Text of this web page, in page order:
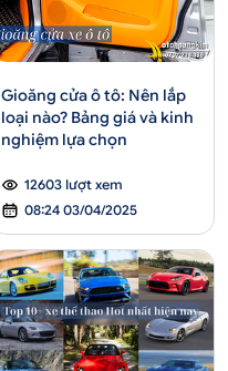
Gioăng cửa ô tô: Nên lắp
loại nào? Bảng giá và kinh
nghiệm lựa chọn
12603 lượt xem
08:24 03/04/2025